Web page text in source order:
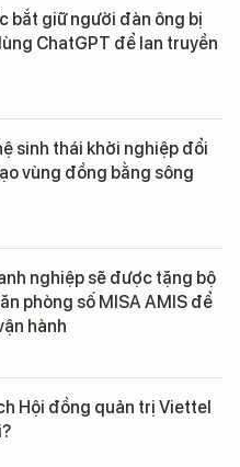
bắt giữ người đàn ông bị
ChatGPT để lan truyền
sinh thái khởi nghiệp đổi
vùng đồng bằng sông
nghiệp sẽ được tặng bộ
phòng số MISA AMIS để
hành
Hội đồng quản trị Viettel